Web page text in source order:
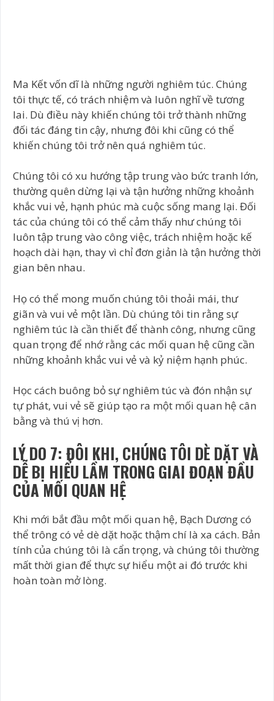
Ma Kết vốn dĩ là những người nghiêm túc. Chúng
tôi thực tế, có trách nhiệm và luôn nghĩ về tương
lai. Dù điều này khiến chúng tôi trở thành những
đối tác đáng tin cậy, nhưng đôi khi cũng có thể
khiến chúng tôi trở nên quá nghiêm túc.
Chúng tôi có xu hướng tập trung vào bức tranh lớn,
thường quên dừng lại và tận hưởng những khoảnh
khắc vui vẻ, hạnh phúc mà cuộc sống mang lại. Đối
tác của chúng tôi có thể cảm thấy như chúng tôi
luôn tập trung vào công việc, trách nhiệm hoặc kế
hoạch dài hạn, thay vì chỉ đơn giản là tận hưởng thời
gian bên nhau.
Họ có thể mong muốn chúng tôi thoải mái, thư
giãn và vui vẻ một lần. Dù chúng tôi tin rằng sự
nghiêm túc là cần thiết để thành công, nhưng cũng
quan trọng để nhớ rằng các mối quan hệ cũng cần
những khoảnh khắc vui vẻ và kỷ niệm hạnh phúc.
Học cách buông bỏ sự nghiêm túc và đón nhận sự
tự phát, vui vẻ sẽ giúp tạo ra một mối quan hệ cân
bằng và thú vị hơn.
LÝ DO 7: ĐÔI KHI, CHÚNG TÔI DÈ DẶT VÀ
DỄ BỊ HIỂU LẦM TRONG GIAI ĐOẠN ĐẦU
CỦA MỐI QUAN HỆ
Khi mới bắt đầu một mối quan hệ, Bạch Dương có
thể trông có vẻ dè dặt hoặc thậm chí là xa cách. Bản
tính của chúng tôi là cẩn trọng, và chúng tôi thường
mất thời gian để thực sự hiểu một ai đó trước khi
hoàn toàn mở lòng.